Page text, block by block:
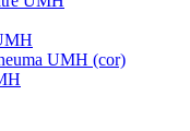
UMH (cor)